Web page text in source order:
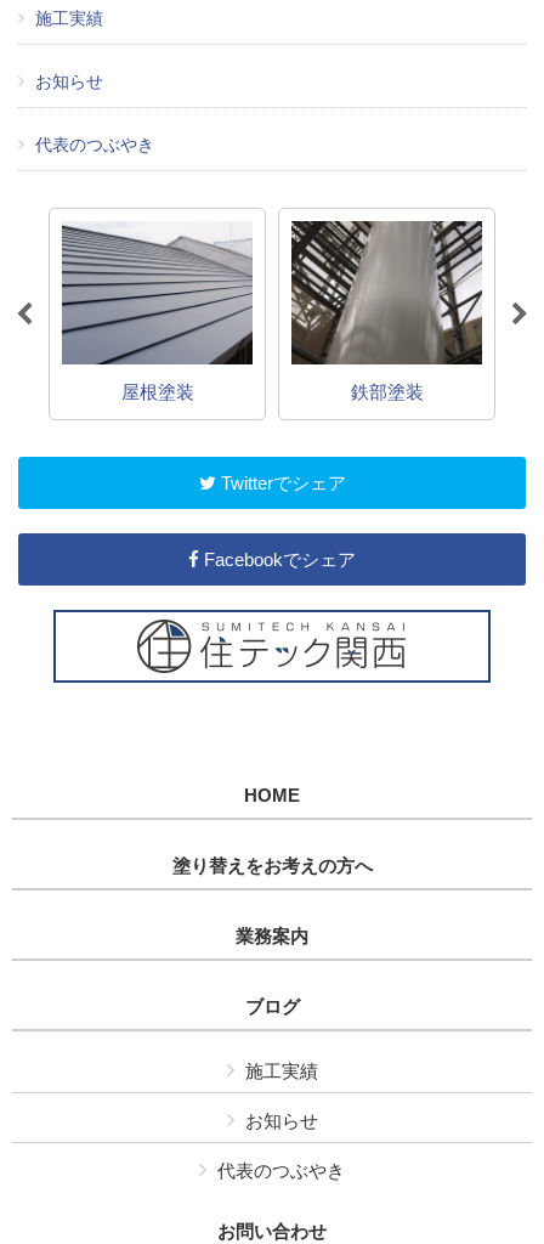
施工実績
お知らせ
代表のつぶやき
屋根塗装 鉄部塗装
Twitterでシェア
Facebookでシェア
HOME
塗り替えをお考えの方へ
業務案内
ブログ
施工実績
お知らせ
代表のつぶやき
お問い合わせ